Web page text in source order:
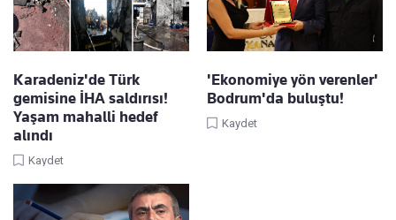
Karadeniz'de Türk
gemisine İHA saldırısı!
Yaşam mahalli hedef
alındı
Kaydet
'Ekonomiye yön verenler'
Bodrum'da buluştu!
Kaydet